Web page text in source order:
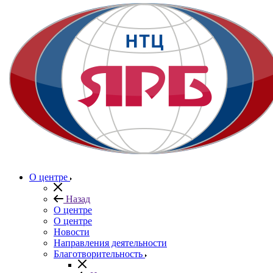
О центре
Назад
О центре
О центре
Новости
Направления деятельности
Благотворительность